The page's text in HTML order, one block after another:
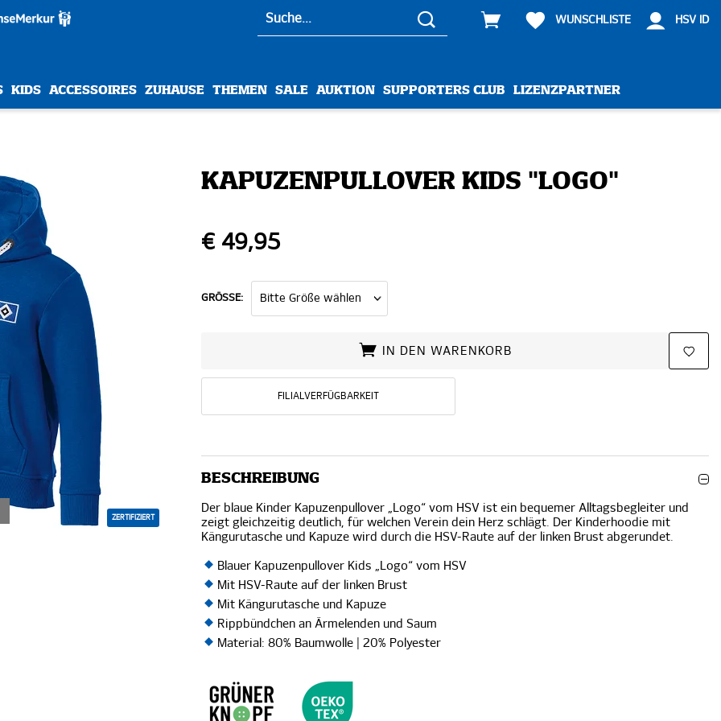
WUNSCHLISTE HSV ID
KIDS ACCESSOIRES ZUHAUSE THEMEN SALE AUKTION SUPPORTERS CLUB LIZENZPARTNER
ZERTIFIZIERT
KAPUZENPULLOVER KIDS "LOGO"
€ 49,95
GRÖSSE:
IN DEN WARENKORB
FILIALVERFÜGBARKEIT
BESCHREIBUNG
Der blaue Kinder Kapuzenpullover „Logo“ vom HSV ist ein bequemer Alltagsbegleiter und
zeigt gleichzeitig deutlich, für welchen Verein dein Herz schlägt. Der Kinderhoodie mit
Kängurutasche und Kapuze wird durch die HSV-Raute auf der linken Brust abgerundet.
Blauer Kapuzenpullover Kids „Logo“ vom HSV
Mit HSV-Raute auf der linken Brust
Mit Kängurutasche und Kapuze
Rippbündchen an Ärmelenden und Saum
Material: 80% Baumwolle | 20% Polyester